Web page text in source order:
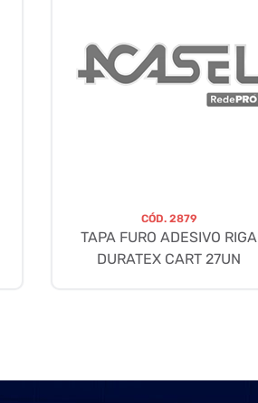
CÓD. 2879
TAPA FURO ADESIVO RIGA
DURATEX CART 27UN